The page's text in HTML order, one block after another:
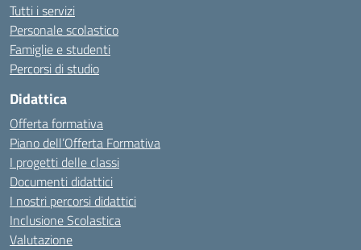
Tutti i servizi
Personale scolastico
Famiglie e studenti
Percorsi di studio
Didattica
Offerta formativa
Piano dell’Offerta Formativa
I progetti delle classi
Documenti didattici
I nostri percorsi didattici
Inclusione Scolastica
Valutazione